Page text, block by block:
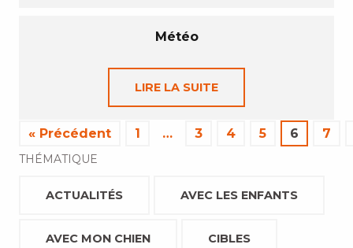
Météo
LIRE LA SUITE
« Précédent 1 … 3 4 5 6 7
THÉMATIQUE
ACTUALITÉS AVEC LES ENFANTS
AVEC MON CHIEN CIBLES